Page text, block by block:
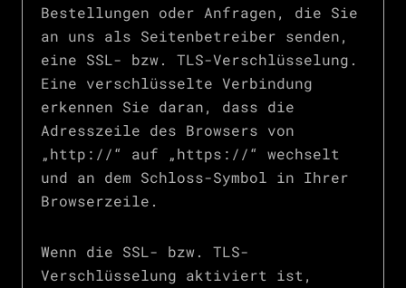
Bestellungen oder Anfragen, die Sie
an uns als Seitenbetreiber senden,
eine SSL- bzw. TLS-Verschlüsselung.
Eine verschlüsselte Verbindung
erkennen Sie daran, dass die
Adresszeile des Browsers von
„http://“ auf „https://“ wechselt
und an dem Schloss-Symbol in Ihrer
Browserzeile.
Wenn die SSL- bzw. TLS-
Verschlüsselung aktiviert ist,